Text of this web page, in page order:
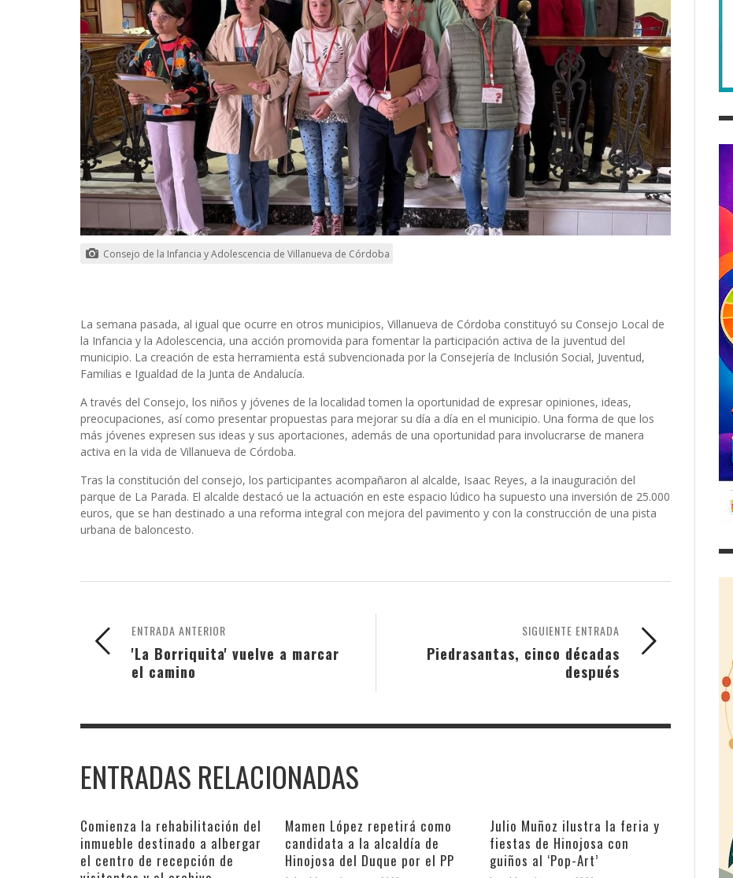
Consejo de la Infancia y Adolescencia de Villanueva de Córdoba
La semana pasada, al igual que ocurre en otros municipios, Villanueva de Córdoba constituyó su Consejo Local de
la Infancia y la Adolescencia, una acción promovida para fomentar la participación activa de la juventud del
municipio. La creación de esta herramienta está subvencionada por la Consejería de Inclusión Social, Juventud,
Familias e Igualdad de la Junta de Andalucía.
A través del Consejo, los niños y jóvenes de la localidad tomen la oportunidad de expresar opiniones, ideas,
preocupaciones, así como presentar propuestas para mejorar su día a día en el municipio. Una forma de que los
más jóvenes expresen sus ideas y sus aportaciones, además de una oportunidad para involucrarse de manera
activa en la vida de Villanueva de Córdoba.
Tras la constitución del consejo, los participantes acompañaron al alcalde, Isaac Reyes, a la inauguración del
parque de La Parada. El alcalde destacó ue la actuación en este espacio lúdico ha supuesto una inversión de 25.000
euros, que se han destinado a una reforma integral con mejora del pavimento y con la construcción de una pista
urbana de baloncesto.
SIGUIENTE ENTRADA
Piedrasantas, cinco décadas
después
ENTRADA ANTERIOR
'La Borriquita' vuelve a marcar
el camino
ENTRADAS RELACIONADAS
Comienza la rehabilitación del
inmueble destinado a albergar
el centro de recepción de
Mamen López repetirá como
candidata a la alcaldía de
Hinojosa del Duque por el PP
Julio Muñoz ilustra la feria y
fiestas de Hinojosa con
guiños al ‘Pop-Art’